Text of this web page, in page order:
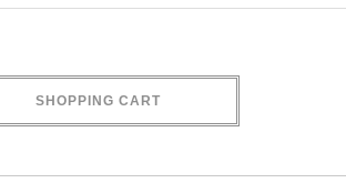
SHOPPING CART